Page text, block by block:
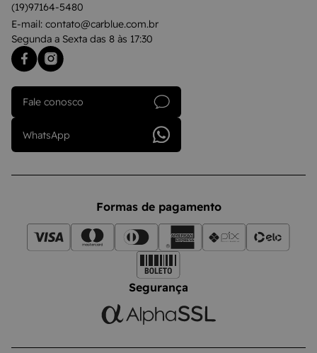
(19)97164-5480
E-mail: contato@carblue.com.br
Segunda a Sexta das 8 às 17:30
Fale conosco
WhatsApp
Formas de pagamento
Segurança